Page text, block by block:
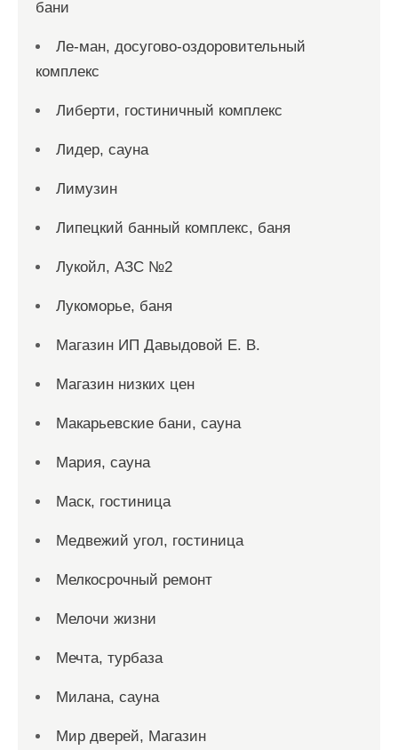
бани
Ле-ман, досугово-оздоровительный
комплекс
Либерти, гостиничный комплекс
Лидер, сауна
Лимузин
Липецкий банный комплекс, баня
Лукойл, АЗС №2
Лукоморье, баня
Магазин ИП Давыдовой Е. В.
Магазин низких цен
Макарьевские бани, сауна
Мария, сауна
Маск, гостиница
Медвежий угол, гостиница
Мелкосрочный ремонт
Мелочи жизни
Мечта, турбаза
Милана, сауна
Мир дверей, Магазин